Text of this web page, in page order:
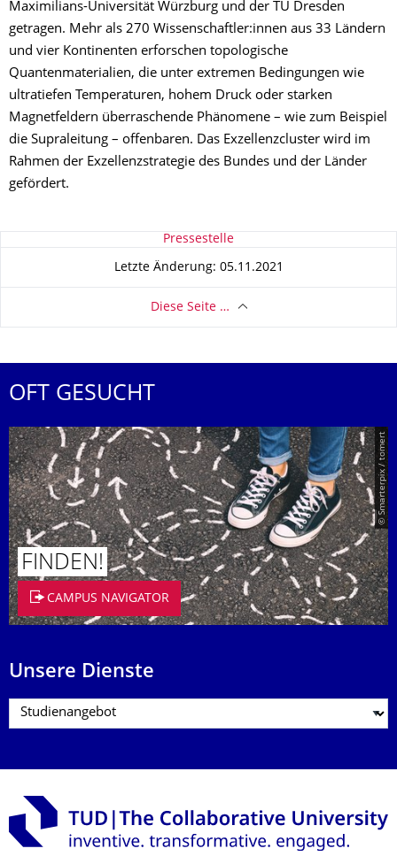
Maximilians-Universität Würzburg und der TU Dresden
getragen. Mehr als 270 Wissenschaftler:innen aus 33 Ländern
und vier Kontinenten erforschen topologische
Quantenmaterialien, die unter extremen Bedingungen wie
ultratiefen Temperaturen, hohem Druck oder starken
Magnetfeldern überraschende Phänomene – wie zum Beispiel
die Supraleitung – offenbaren. Das Exzellenzcluster wird im
Rahmen der Exzellenzstrategie des Bundes und der Länder
gefördert.
Zu dieser Seite Pressestelle
Letzte Änderung: 05.11.2021
Diese Seite …
OFT GESUCHT
© Smarterpix / tomert
FINDEN!
CAMPUS NAVIGATOR
Unsere Dienste